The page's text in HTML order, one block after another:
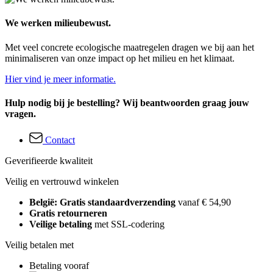
We werken milieubewust.
Met veel concrete ecologische maatregelen dragen we bij aan het
minimaliseren van onze impact op het milieu en het klimaat.
Hier vind je meer informatie.
Hulp nodig bij je bestelling? Wij beantwoorden graag jouw
vragen.
Contact
Geverifieerde kwaliteit
Veilig en vertrouwd winkelen
België: Gratis standaardverzending vanaf € 54,90
Gratis retourneren
Veilige betaling met SSL-codering
Veilig betalen met
Betaling vooraf